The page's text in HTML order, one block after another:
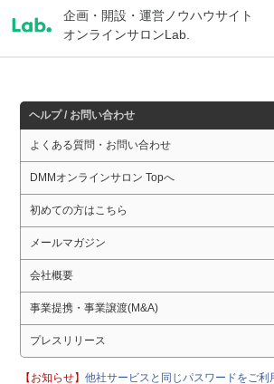
企画・開設・運営ノウハウサイト
オンラインサロンLab.
ヘルプ / お問い合わせ
よくある質問・お問い合わせ
DMMオンラインサロン Topへ
初めての方はこちら
メールマガジン
会社概要
事業提携・事業譲渡(M&A)
プレスリリース
【お知らせ】他社サービスと同じパスワードをご利